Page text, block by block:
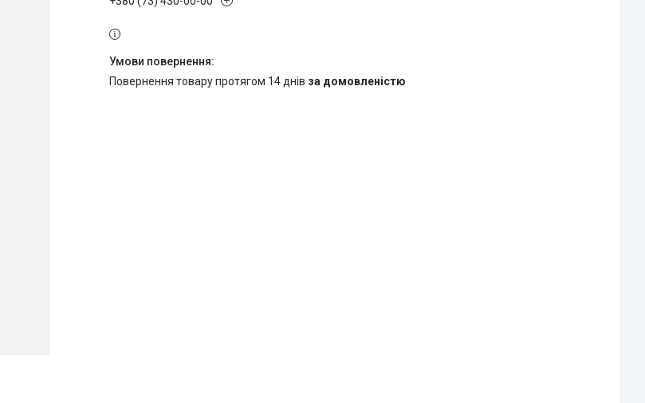
повернення товару протягом 14 днів за домовленістю